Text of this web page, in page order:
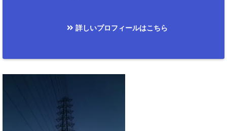
詳しいプロフィールはこちら